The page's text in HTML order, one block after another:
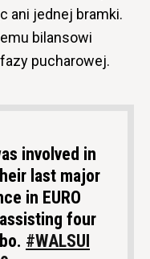
ani jednej bramki.
bilansowi
pucharowej.
involved in
last major
in EURO
four
#WALSUI